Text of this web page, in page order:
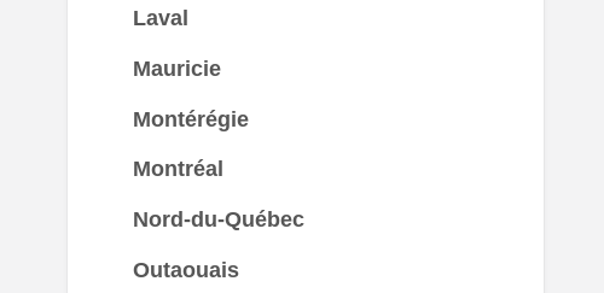
Laval
Mauricie
Montérégie
Montréal
Nord-du-Québec
Outaouais